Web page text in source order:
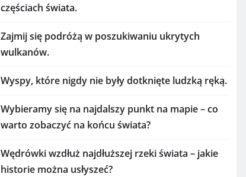
częściach świata.
Zajmij się podróżą w poszukiwaniu ukrytych
wulkanów.
Wyspy, które nigdy nie były dotknięte ludzką ręką.
Wybieramy się na najdalszy punkt na mapie – co
warto zobaczyć na końcu świata?
Wędrówki wzdłuż najdłuższej rzeki świata – jakie
historie można usłyszeć?